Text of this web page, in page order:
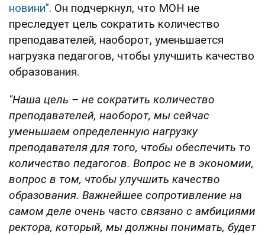
новини". Он подчеркнул, что МОН не
преследует цель сократить количество
преподавателей, наоборот, уменьшается
нагрузка педагогов, чтобы улучшить качество
образования.
"Наша цель – не сократить количество
преподавателей, наоборот, мы сейчас
уменьшаем определенную нагрузку
преподавателя для того, чтобы обеспечить то
количество педагогов. Вопрос не в экономии,
вопрос в том, чтобы улучшить качество
образования. Важнейшее сопротивление на
самом деле очень часто связано с амбициями
ректора, который, мы должны понимать, будет